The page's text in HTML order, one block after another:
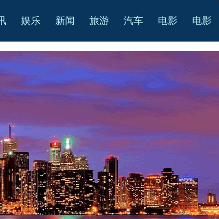
娱乐 新闻 旅游 汽车 电影 电影